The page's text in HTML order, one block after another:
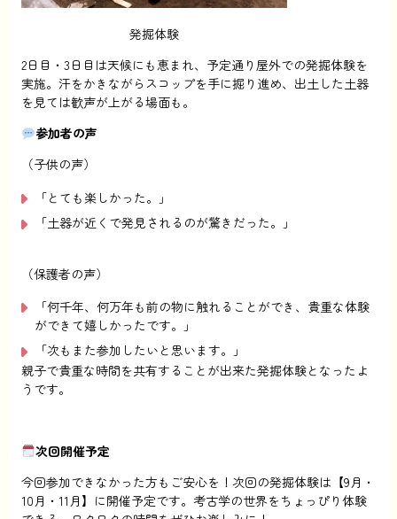
発掘体験
2日目・3日目は天候にも恵まれ、予定通り屋外での発掘体験を
実施。汗をかきながらスコップを手に掘り進め、出土した土器
を見ては歓声が上がる場面も。
参加者の声
（子供の声）
「とても楽しかった。」
「土器が近くで発見されるのが驚きだった。」
（保護者の声）
「何千年、何万年も前の物に触れることができ、貴重な体験
ができて嬉しかったです。」
「次もまた参加したいと思います。」
親子で貴重な時間を共有することが出来た発掘体験となったよ
うです。
次回開催予定
今回参加できなかった方もご安心を！次回の発掘体験は【9月・
10月・11月】に開催予定です。考古学の世界をちょっぴり体験